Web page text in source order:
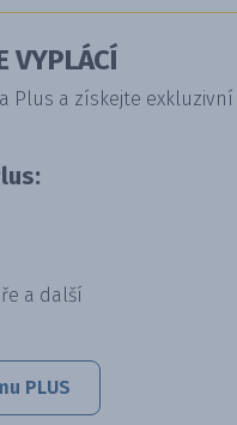
VYPLÁCÍ
Plus a získejte exkluzivní
a další
PLUS